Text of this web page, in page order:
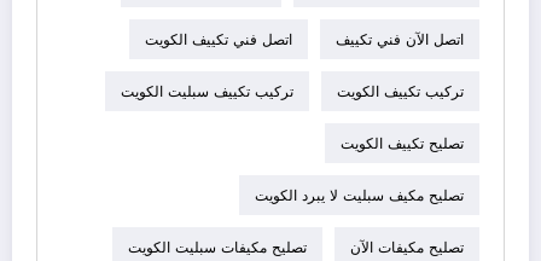
اتصل الآن فني تكييف اتصل فني تكييف الكويت
تركيب تكييف الكويت تركيب تكييف سبليت الكويت
تصليح تكييف الكويت
تصليح مكيف سبليت لا يبرد الكويت
تصليح مكيفات الآن تصليح مكيفات سبليت الكويت